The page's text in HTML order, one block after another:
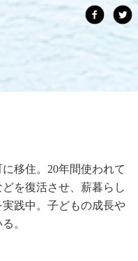
移住。20年間使われて
を復活させ、薪暮らし
践中。子どもの成長や
。